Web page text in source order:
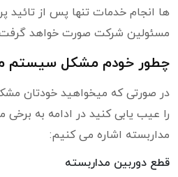
ها انجام خدمات تنها پس از تائید
مسئولین شرکت صورت خواهد
چطور خودم مشکل سیستم
در صورتی که میخواهید خودتان
را عیب یابی کنید در ادامه به
مداربسته اشاره می کنیم:
قطع دوربین مداربسته